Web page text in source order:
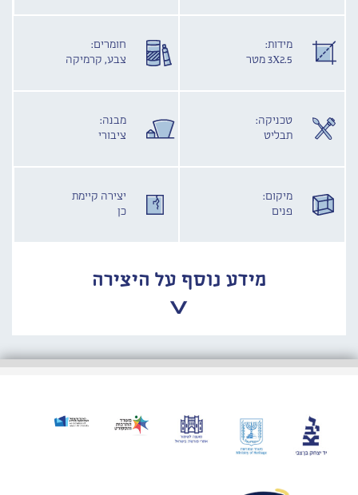
מידות:
3X2.5 מטר
חומרים:
צבע, קרמיקה
טכניקה:
תבליט
מבנה:
ציבורי
מיקום:
פנים
יצירה קיימת
כן
מידע נוסף על היצירה